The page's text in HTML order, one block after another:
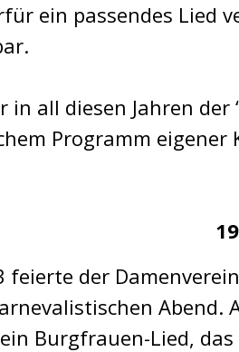
ein passendes Lied
in all diesen Jahren
Programm
feierte der
Abend.
Burgfrauen-Lied,